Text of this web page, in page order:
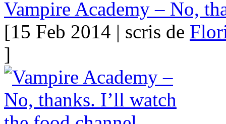
Vampire Academy – No,
[15 Feb 2014 | scris de
]